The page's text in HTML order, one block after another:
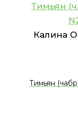
Тимьян
Калина
Тимьян